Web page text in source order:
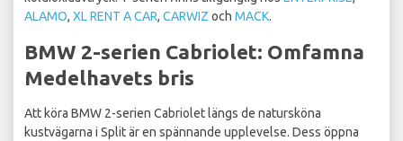
ALAMO, XL RENT A CAR, CARWIZ och MACK.
BMW 2-serien Cabriolet: Omfamna
Medelhavets bris
Att köra BMW 2-serien Cabriolet längs de natursköna
kustvägarna i Split är en spännande upplevelse. Dess öppna